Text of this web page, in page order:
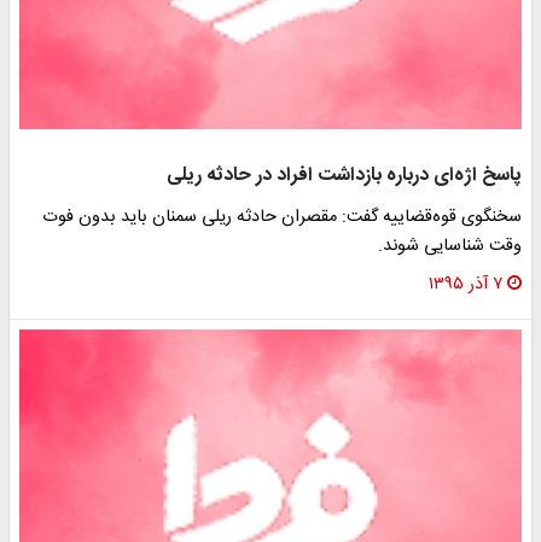
پاسخ اژه‌ای درباره بازداشت افراد در حادثه ریلی
سخنگوی قوه‌قضاییه گفت: مقصران حادثه ریلی سمنان باید بدون فوت
وقت شناسایی شوند.
۷ آذر ۱۳۹۵